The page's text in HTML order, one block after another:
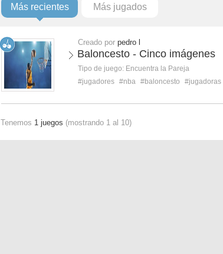
Más recientes Más jugados
Creado por pedro l
Baloncesto - Cinco imágenes
Tipo de juego: Encuentra la Pareja
#jugadores #nba #baloncesto #jugadoras
Tenemos 1 juegos (mostrando 1 al 10)